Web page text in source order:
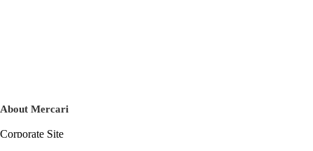
About Mercari
Corporate Site